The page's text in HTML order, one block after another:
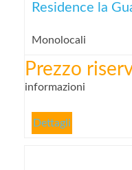
Residence la
Monolocali
Prezzo
informazioni
Dettagli